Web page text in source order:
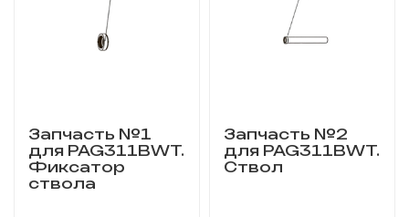
Запчасть №1
для PAG311BWT.
Фиксатор
ствола
Запчасть №2
для PAG311BWT.
Ствол